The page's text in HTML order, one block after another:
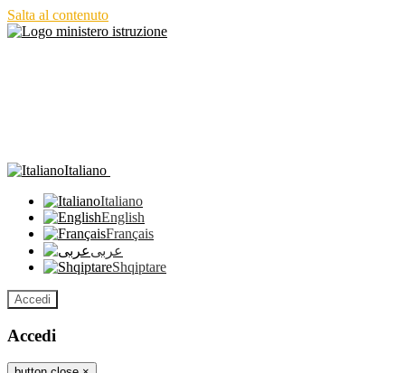
Salta al contenuto
Italiano
Italiano
English
Français
عربى
Shqiptare
Accedi
Accedi